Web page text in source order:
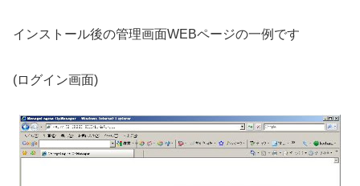
インストール後の管理画面WEBページの一例です
(ログイン画面)